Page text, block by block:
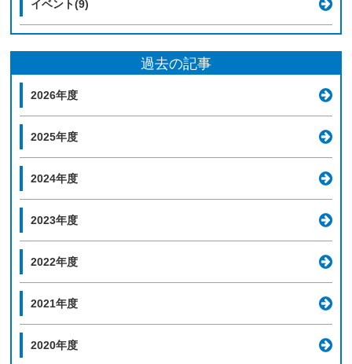
イベント(9)
過去の記事
2026年度
2025年度
2024年度
2023年度
2022年度
2021年度
2020年度